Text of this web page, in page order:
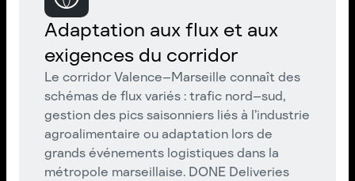
Adaptation aux flux et aux
exigences du corridor
Le corridor Valence–Marseille connaît des
schémas de flux variés : trafic nord–sud,
gestion des pics saisonniers liés à l’industrie
agroalimentaire ou adaptation lors de
grands événements logistiques dans la
métropole marseillaise. DONE Deliveries